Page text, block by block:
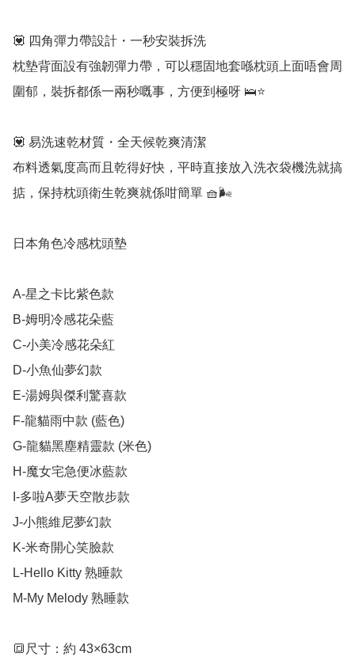
💟 四角彈力帶設計・一秒安裝拆洗
枕墊背面設有強韌彈力帶，可以穩固地套喺枕頭上面唔會周
圍郁，裝拆都係一兩秒嘅事，方便到極呀 🛌⭐
💟 易洗速乾材質・全天候乾爽清潔
布料透氣度高而且乾得好快，平時直接放入洗衣袋機洗就搞
掂，保持枕頭衛生乾爽就係咁簡單 🧺🌬️
日本角色冷感枕頭墊
A-星之卡比紫色款
B-姆明冷感花朵藍
C-小美冷感花朵紅
D-小魚仙夢幻款
E-湯姆與傑利驚喜款
F-龍貓雨中款 (藍色)
G-龍貓黑塵精靈款 (米色)
H-魔女宅急便冰藍款
I-多啦A夢天空散步款
J-小熊維尼夢幻款
K-米奇開心笑臉款
L-Hello Kitty 熟睡款
M-My Melody 熟睡款
🔳尺寸：約 43×63cm